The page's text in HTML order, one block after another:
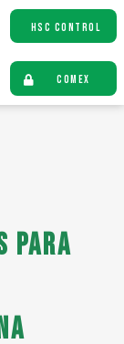
HSC CONTROL
COMEX
para